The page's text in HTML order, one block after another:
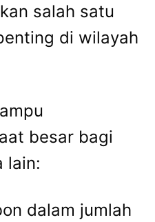
salah satu
di wilayah
besar bagi
lain:
dalam jumlah